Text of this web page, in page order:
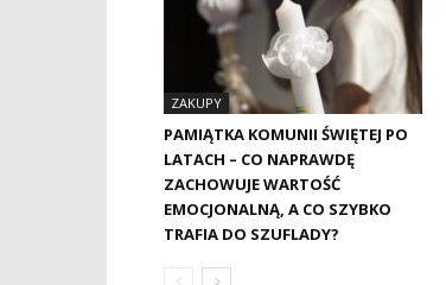
ZAKUPY
PAMIĄTKA KOMUNII ŚWIĘTEJ PO
LATACH – CO NAPRAWDĘ
ZACHOWUJE WARTOŚĆ
EMOCJONALNĄ, A CO SZYBKO
TRAFIA DO SZUFLADY?